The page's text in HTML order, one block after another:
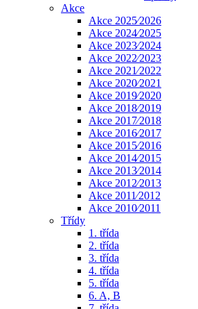
Akce
Akce 2025⁄2026
Akce 2024⁄2025
Akce 2023⁄2024
Akce 2022⁄2023
Akce 2021⁄2022
Akce 2020⁄2021
Akce 2019⁄2020
Akce 2018⁄2019
Akce 2017⁄2018
Akce 2016⁄2017
Akce 2015⁄2016
Akce 2014⁄2015
Akce 2013⁄2014
Akce 2012⁄2013
Akce 2011⁄2012
Akce 2010⁄2011
Třídy
1. třída
2. třída
3. třída
4. třída
5. třída
6. A, B